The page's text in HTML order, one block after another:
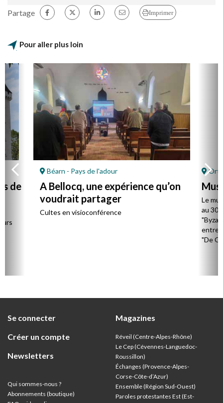
Partage Imprimer
Pour aller plus loin
de
Béarn - Pays de l'adour
A Bellocq, une expérience qu’on
voudrait partager
Cultes en visioconférence
Le
au 30
entre
"De
Se connecter
Créer un compte
Newsletters
Qui sommes-nous ?
Abonnements (boutique)
Magazines
Réveil (Centre-Alpes-Rhône)
Le Cep (Cévennes-Languedoc-
Roussillon)
Échanges (Provence-Alpes-
Corse-Côte-d’Azur)
Ensemble (Région Sud-Ouest)
Paroles protestantes Est (Est-